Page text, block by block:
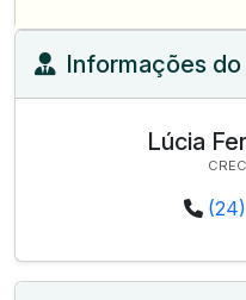
Informações do
Lúcia